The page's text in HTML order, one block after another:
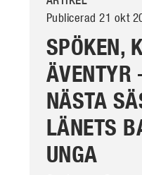
Publicerad 21 okt
SPÖKEN,
NÄSTA
LÄNETS
UNGA